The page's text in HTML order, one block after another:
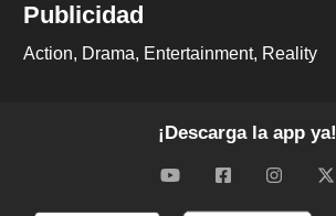
Publicidad
Action Drama Entertainment Reality
¡Descarga la app ya!